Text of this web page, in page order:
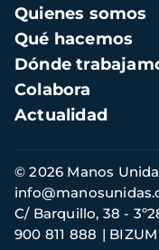
Navegación
principal
Quienes somos
Qué hacemos
Dónde
Colabora
Actualidad
Información
de
contacto
© 2026 Manos
C/ Barquillo, 38 -
900 811 888